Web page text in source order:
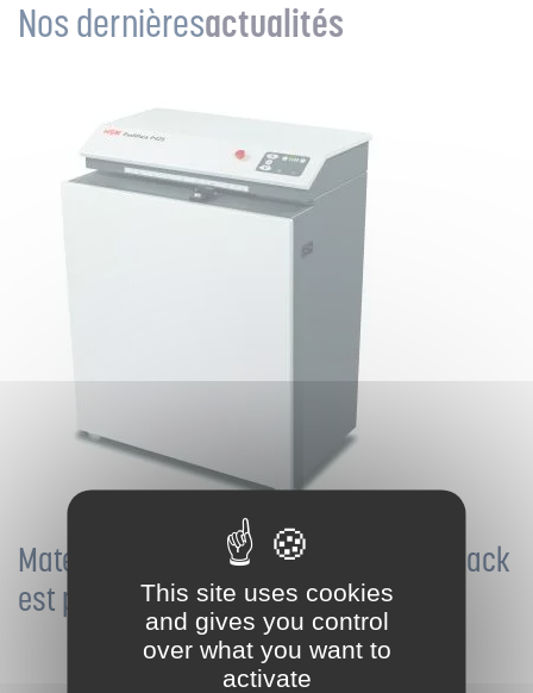
Nos dernièresactualités
Matelasseur de cartons : le HSM Profipack
est puissant et flexible
This site uses cookies
and gives you control
over what you want to
activate